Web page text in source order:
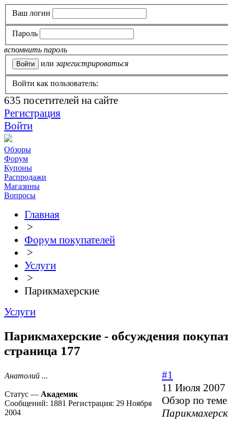
Ваш логин
Пароль
вспомнить пароль
или зарегистрироваться
Войти как пользователь:
635 посетителей на сайте
Регистрация
Войти
Обзоры
Форум
Купоны
Распродажи
Магазины
Вопросы
Главная
>
Форум покупателей
>
Услуги
>
Парикмахерские
Услуги
Парикмахерские - обсуждения
страница 177
Анатолий ...
Статус — Академик
Сообщений: 1881 Регистрация: 29 Ноября
2004
#1
11 Июля 2007
Обзор по